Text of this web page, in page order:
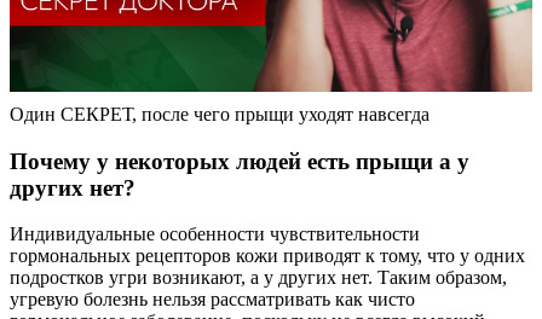
Один СЕКРЕТ, после чего прыщи уходят навсегда
Почему у некоторых людей есть прыщи а у
других нет?
Индивидуальные особенности чувствительности
гормональных рецепторов кожи приводят к тому, что у одних
подростков угри возникают, а у других нет. Таким образом,
угревую болезнь нельзя рассматривать как чисто